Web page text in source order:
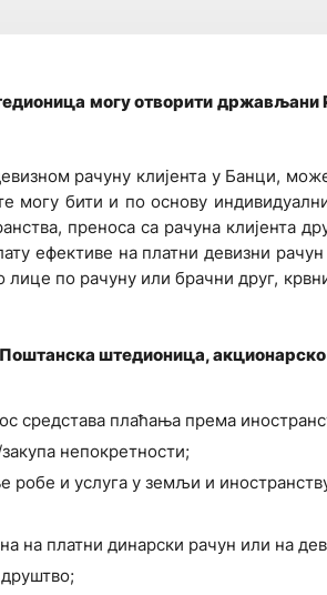
могу отворити држављани
рачуну клијента у Банци,
могу бити и по основу
преноса са рачуна клијента
ефективе на платни девизни
по рачуну или брачни друг,
штедионица,
средстава плаћања према
непокретности;
и услуга у земљи и
на платни динарски рачун или на